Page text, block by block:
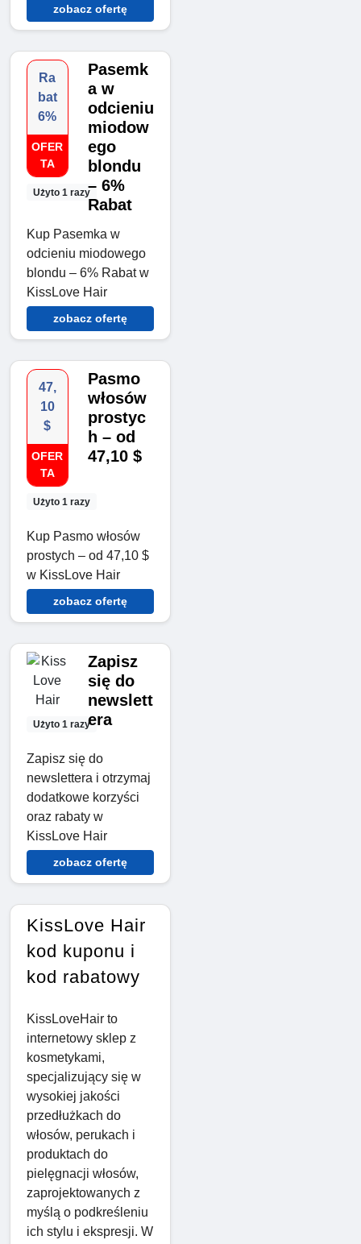
zobacz ofertę
Ra
bat
6%
OFER
TA
Użyto 1 razy
Pasemk
a w
odcieniu
miodow
ego
blondu
– 6%
Rabat
Kup Pasemka w
odcieniu miodowego
blondu – 6% Rabat w
KissLove Hair
zobacz ofertę
47,
10
$
OFER
TA
Użyto 1 razy
Pasmo
włosów
prostyc
h – od
47,10 $
Kup Pasmo włosów
prostych – od 47,10 $
w KissLove Hair
zobacz ofertę
Użyto 1 razy
Zapisz
się do
newslett
era
Zapisz się do
newslettera i otrzymaj
dodatkowe korzyści
oraz rabaty w
KissLove Hair
zobacz ofertę
KissLove Hair
kod kuponu i
kod rabatowy
KissLoveHair to
internetowy sklep z
kosmetykami,
specjalizujący się w
wysokiej jakości
przedłużkach do
włosów, perukach i
produktach do
pielęgnacji włosów,
zaprojektowanych z
myślą o podkreśleniu
ich stylu i ekspresji. W